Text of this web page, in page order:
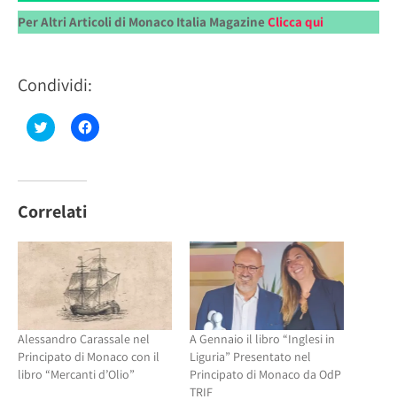
Per Altri Articoli di Monaco Italia Magazine Clicca qui
Condividi:
Fai
clic
su
(Si
apre
una
finestra)
Fai
clic
nuova
finestra)
Correlati
Alessandro Carassale nel
Principato di Monaco con il
libro “Mercanti d’Olio”
A Gennaio il libro “Inglesi in
Liguria” Presentato nel
Principato di Monaco da OdP
TRIF